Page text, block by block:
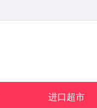
进口超市